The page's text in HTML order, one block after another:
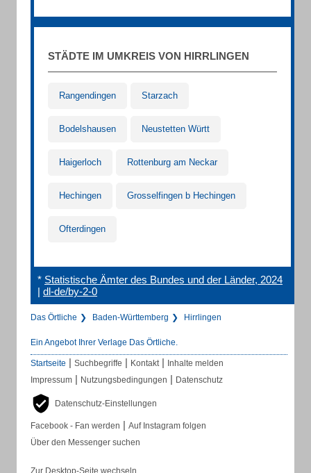
STÄDTE IM UMKREIS VON HIRRLINGEN
Rangendingen Starzach
Bodelshausen Neustetten Württ
Haigerloch Rottenburg am Neckar
Hechingen Grosselfingen b Hechingen
Ofterdingen
* Statistische Ämter des Bundes und der Länder, 2024
| dl-de/by-2-0
Das Örtliche Baden-Württemberg Hirrlingen
Ein Angebot Ihrer Verlage Das Örtliche.
Startseite | Suchbegriffe | Kontakt | Inhalte melden
Impressum | Nutzungsbedingungen | Datenschutz
Datenschutz-Einstellungen
Facebook - Fan werden | Auf Instagram folgen
Über den Messenger suchen
Zur Desktop-Seite wechseln